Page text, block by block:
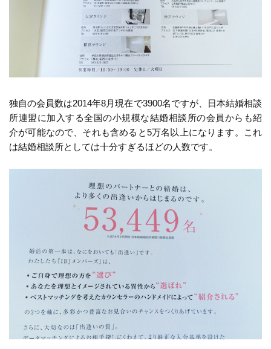
独自の会員数は2014年8月現在で3900名ですが、日本結婚相談
所連盟に加入する全国の小規模な結婚相談所の会員からも紹
介が可能なので、それも含めると5万名以上になります。これ
は結婚相談所としては十分すぎるほどの人数です。